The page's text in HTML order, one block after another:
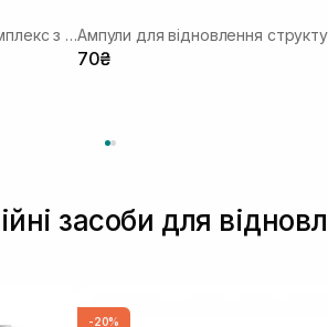
Інтенсивний відновлюючий комплекс з провітаміном В5
70₴
засоби для
-20%